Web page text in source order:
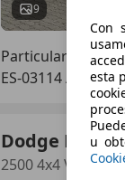
9
Particular
ES-03114
Dodge RAM
2500 4x4 V8
Con
esta
u